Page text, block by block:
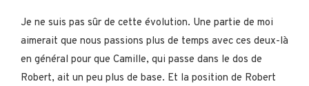
Je ne suis pas sûr de cette évolution. Une partie de moi
aimerait que nous passions plus de temps avec ces deux-là
en général pour que Camille, qui passe dans le dos de
Robert, ait un peu plus de base. Et la position de Robert